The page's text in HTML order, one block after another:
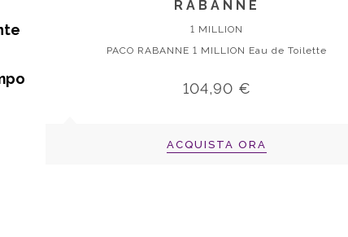
RABANNE
1 MILLION
PACO RABANNE 1 MILLION Eau de Toilette
104,90 €
ACQUISTA ORA